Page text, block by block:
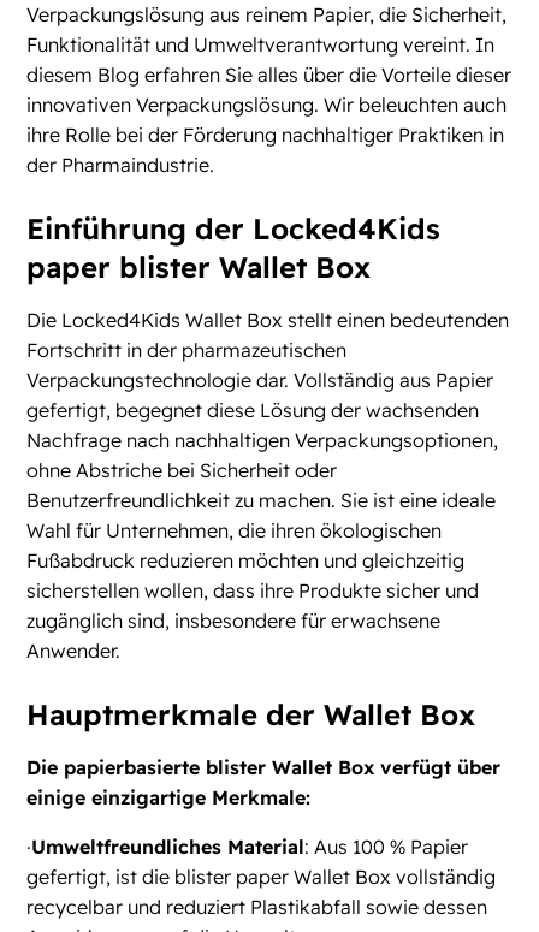
Verpackungslösung aus reinem Papier, die Sicherheit,
Funktionalität und Umweltverantwortung vereint. In
diesem Blog erfahren Sie alles über die Vorteile dieser
innovativen Verpackungslösung. Wir beleuchten auch
ihre Rolle bei der Förderung nachhaltiger Praktiken in
der Pharmaindustrie.
Einführung der Locked4Kids
paper blister Wallet Box
Die Locked4Kids Wallet Box stellt einen bedeutenden
Fortschritt in der pharmazeutischen
Verpackungstechnologie dar. Vollständig aus Papier
gefertigt, begegnet diese Lösung der wachsenden
Nachfrage nach nachhaltigen Verpackungsoptionen,
ohne Abstriche bei Sicherheit oder
Benutzerfreundlichkeit zu machen. Sie ist eine ideale
Wahl für Unternehmen, die ihren ökologischen
Fußabdruck reduzieren möchten und gleichzeitig
sicherstellen wollen, dass ihre Produkte sicher und
zugänglich sind, insbesondere für erwachsene
Anwender.
Hauptmerkmale der Wallet Box
Die papierbasierte blister Wallet Box verfügt über
einige einzigartige Merkmale:
·Umweltfreundliches Material: Aus 100 % Papier
gefertigt, ist die blister paper Wallet Box vollständig
recycelbar und reduziert Plastikabfall sowie dessen